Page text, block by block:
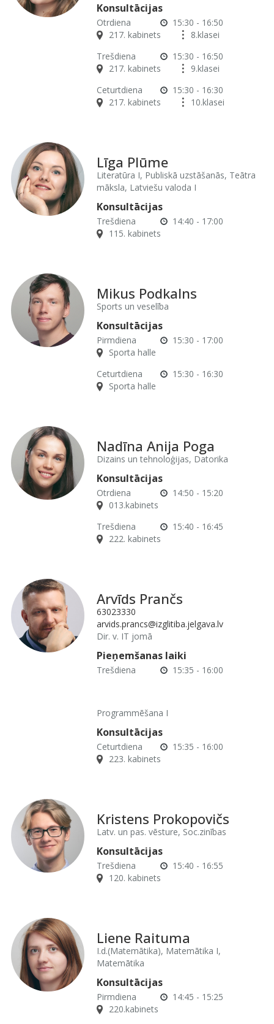
Konsultācijas
Otrdiena
15:30 - 16:50
217. kabinets
8.klasei
Trešdiena
15:30 - 16:50
217. kabinets
9.klasei
Ceturtdiena
15:30 - 16:30
217. kabinets
10.klasei
Līga Plūme
Literatūra I, Publiskā uzstāšanās, Teātra
māksla, Latviešu valoda I
Konsultācijas
Trešdiena
14:40 - 17:00
115. kabinets
Mikus Podkalns
Sports un veselība
Konsultācijas
Pirmdiena
15:30 - 17:00
Sporta halle
Ceturtdiena
15:30 - 16:30
Sporta halle
Nadīna Anija Poga
Dizains un tehnoloģijas, Datorika
Konsultācijas
Otrdiena
14:50 - 15:20
013.kabinets
Trešdiena
15:40 - 16:45
222. kabinets
Arvīds Prančs
63023330
arvids.prancs@izglitiba.jelgava.lv
Dir. v. IT jomā
Pieņemšanas laiki
Trešdiena 15:35 - 16:00
Programmēšana I
Konsultācijas
Ceturtdiena
15:35 - 16:00
223. kabinets
Kristens Prokopovičs
Latv. un pas. vēsture, Soc.zinības
Konsultācijas
Trešdiena
15:40 - 16:55
120. kabinets
Liene Raituma
I.d.(Matemātika), Matemātika I,
Matemātika
Konsultācijas
Pirmdiena
14:45 - 15:25
220.kabinets